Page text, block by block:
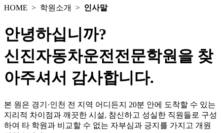
HOME > 학원소개 > 인사말
안녕하십니까?
신진자동차운전전문학원을 찾
아주셔서 감사합니다.
본 원은 경기·인천 전 지역 어디든지 20분 안에 도착할 수 있는
지리적 차이점과 깨끗한 시설, 참신하고 성실한 직원들로 구성
하여 타 학원과 비교할 수 없는 자부심과 긍지를 가지고 개원